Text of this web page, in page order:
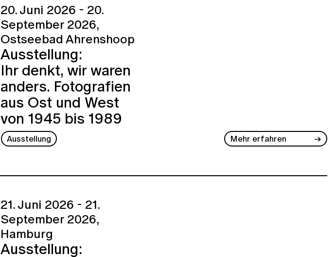
20. Juni 2026 - 20.
September 2026,
Ostseebad Ahrenshoop
Ausstellung:
Ihr denkt, wir waren
anders. Fotografien
aus Ost und West
von 1945 bis 1989
Ausstellung Mehr erfahren
21. Juni 2026 - 21.
September 2026,
Hamburg
Ausstellung: